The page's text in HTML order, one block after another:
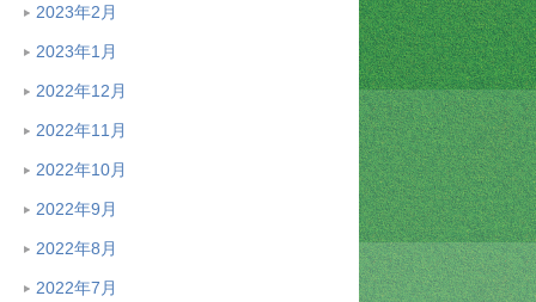
2023年2月
2023年1月
2022年12月
2022年11月
2022年10月
2022年9月
2022年8月
2022年7月